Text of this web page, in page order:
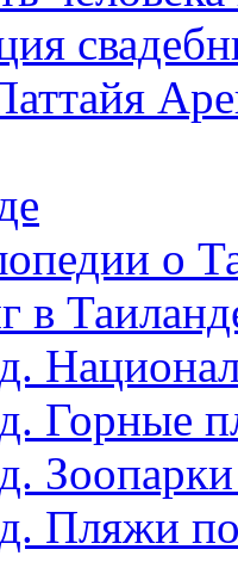
о
в
Горные
Пляжи